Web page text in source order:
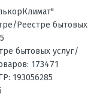
Реестре бытовых
бытовых услуг/
173471
193056285